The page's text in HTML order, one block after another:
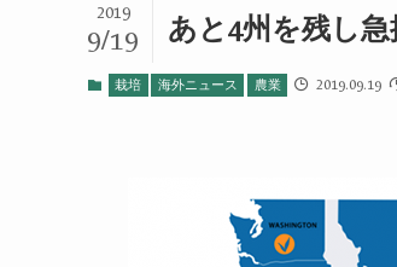
あと4州を残し
2019
9/19
栽培 海外ニュース 農業 2019.09.19